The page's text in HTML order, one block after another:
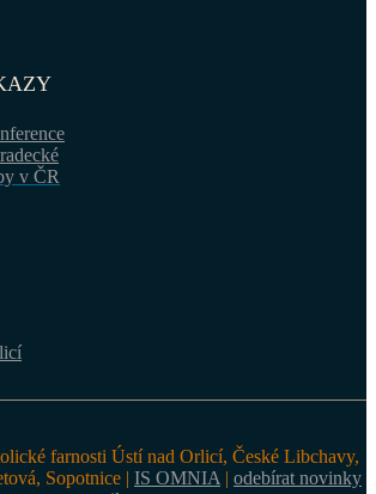
v ČR
farnosti Ústí nad Orlicí, České Libchavy,
Sopotnice | IS OMNIA | odebírat novinky